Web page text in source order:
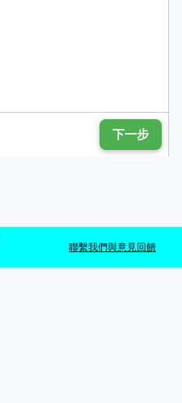
下一步
聯繫我們與意見回饋